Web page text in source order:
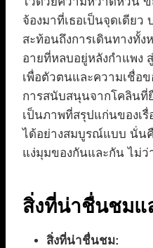
จ้องมาที่เธอเป็นจุดเดียว
สะท้อนถึงการเดินทางทั้
อายที่หลบอยู่หลังกำแพง
เพื่อตัวตนและความเชื่อ
การสนับสนุนจากโคลินที่ยื
เป็นภาพที่สรุปแก่นของเรื่
ได้อย่างสมบูรณ์แบบ นั่น
แง่มุมของกันและกัน ไม่
สิ่งที่น่าชื่นชมแ
สิ่งที่น่าชื่นชม: